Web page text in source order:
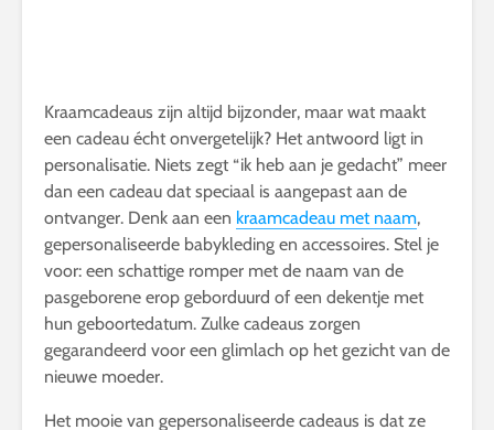
Kraamcadeaus zijn altijd bijzonder, maar wat maakt
een cadeau écht onvergetelijk? Het antwoord ligt in
personalisatie. Niets zegt “ik heb aan je gedacht” meer
dan een cadeau dat speciaal is aangepast aan de
ontvanger. Denk aan een kraamcadeau met naam,
gepersonaliseerde babykleding en accessoires. Stel je
voor: een schattige romper met de naam van de
pasgeborene erop geborduurd of een dekentje met
hun geboortedatum. Zulke cadeaus zorgen
gegarandeerd voor een glimlach op het gezicht van de
nieuwe moeder.
Het mooie van gepersonaliseerde cadeaus is dat ze